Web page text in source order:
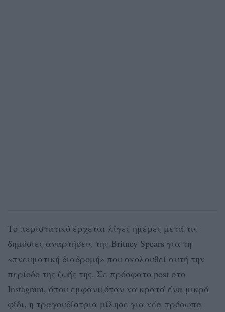
Το περιστατικό έρχεται λίγες ημέρες μετά τις
δημόσιες αναρτήσεις της Britney Spears για τη
«πνευματική διαδρομή» που ακολουθεί αυτή την
περίοδο της ζωής της. Σε πρόσφατο post στο
Instagram, όπου εμφανιζόταν να κρατά ένα μικρό
φίδι, η τραγουδίστρια μίλησε για νέα πρόσωπα